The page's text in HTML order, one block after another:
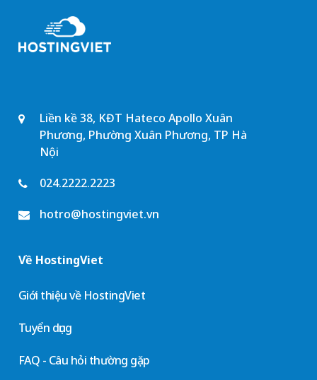
Liền kề 38, KĐT Hateco Apollo Xuân
Phương, Phường Xuân Phương, TP Hà
Nội
024.2222.2223
hotro@hostingviet.vn
Về HostingViet
Giới thiệu về HostingViet
Tuyển dụng
FAQ - Câu hỏi thường gặp